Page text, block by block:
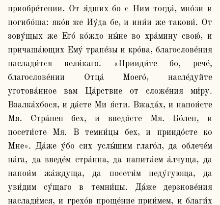
приобре́тении. От я́дших бо с Ним тогда́, мно́зи и
погибо́ша: яко́в же Иу́да бе, и ини́и же такови́. От
зову́щых же Его́ ко́ждо ны́не во хра́мину свою́, и
причаша́ющих Ему́ трапе́зы и кро́ва, благослове́ния
наслади́тся вели́каго. «Прииди́те бо, рече́,
благослове́нии Отца́ Моего́, насле́дуйте
уготова́нное вам Ца́рствие от сложе́ния ми́ру.
Взалка́хбося, и да́сте Ми я́сти. Вжада́х, и напои́сте
Мя. Стра́нен бех, и введо́сте Мя. Бо́лен, и
посети́сте Мя. В темни́цы бех, и приидо́сте ко
Мне». Да́же у́бо сих услы́шим глаго́л, да облече́м
на́га, да введе́м стра́нна, да напита́ем а́лчуща, да
напои́м жа́ждуща, да посети́м неду́гующа, да
уви́дим су́щаго в темни́цы. Да́же дерзнове́ния
наслади́мся, и грехо́в проще́ние прии́мем, и благи́х